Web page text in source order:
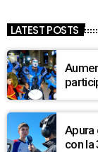
LATEST POSTS
Apura
con la